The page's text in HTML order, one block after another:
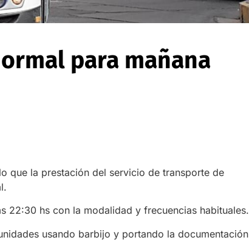
para mañana
que la prestación del servicio de transporte de
22:30 hs con la modalidad y frecuencias habituales.
usando barbijo y portando la documentación